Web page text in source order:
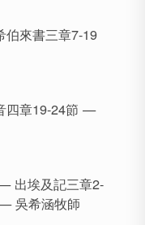
來書三章7-19
四章19-24節 —
出埃及記三章2-
吳希涵牧師